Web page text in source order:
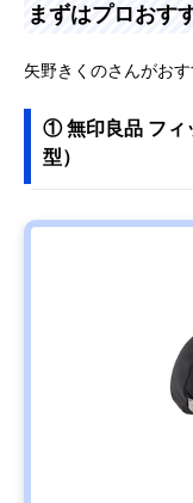
まずはプロおす
矢野きくのさんがお
① 無印良品 フィ
型）